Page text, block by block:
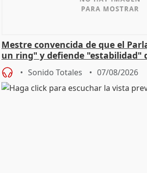
Mestre convencida de que el
un ring" y defiende "estabilidad"
Vox
Sonido Totales 07/08/2026